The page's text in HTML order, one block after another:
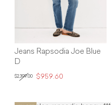
Jeans Rapsodia Joe Blue
D
$2,399.00 $959.60